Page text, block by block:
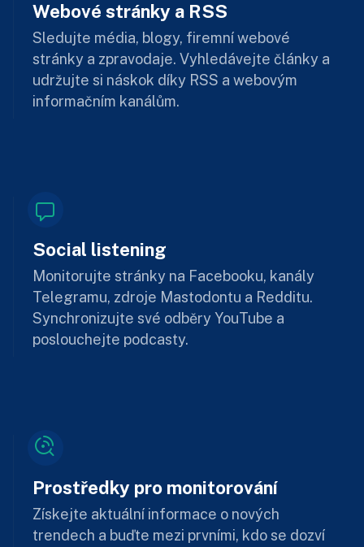
Webové stránky a RSS
Sledujte média, blogy, firemní webové
stránky a zpravodaje. Vyhledávejte články a
udržujte si náskok díky RSS a webovým
informačním kanálům.
Social listening
Monitorujte stránky na Facebooku, kanály
Telegramu, zdroje Mastodontu a Redditu.
Synchronizujte své odběry YouTube a
poslouchejte podcasty.
Prostředky pro monitorování
Získejte aktuální informace o nových
trendech a buďte mezi prvními, kdo se dozví